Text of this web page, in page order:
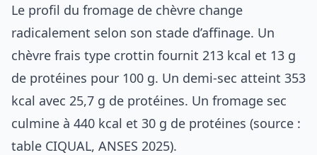
Le profil du fromage de chèvre change
radicalement selon son stade d’affinage. Un
chèvre frais type crottin fournit 213 kcal et 13 g
de protéines pour 100 g. Un demi-sec atteint 353
kcal avec 25,7 g de protéines. Un fromage sec
culmine à 440 kcal et 30 g de protéines (source :
table CIQUAL, ANSES 2025).